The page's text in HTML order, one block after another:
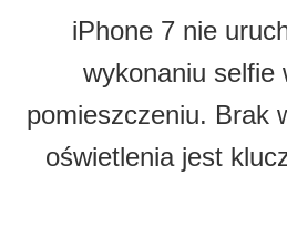
iPhone 7 nie
wykonaniu selfie
pomieszczeniu. Brak
oświetlenia jest